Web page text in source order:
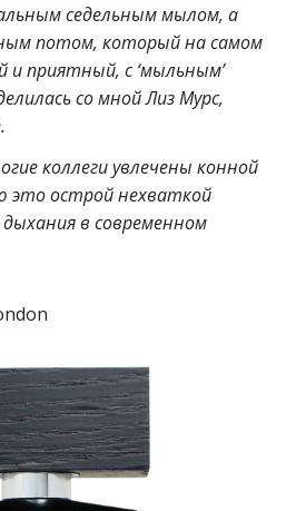
седельным мылом, а
потом, который на самом
и приятный, с ‘мыльным’
со мной Лиз Мурс,
коллеги увлечены конной
это острой нехваткой
дыхания в современном